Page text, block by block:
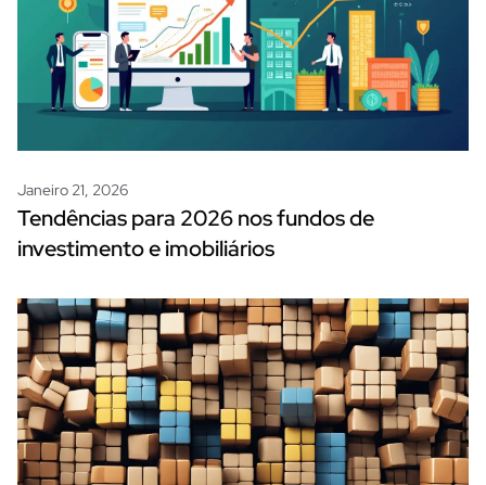
Janeiro 21, 2026
Tendências para 2026 nos fundos de
investimento e imobiliários